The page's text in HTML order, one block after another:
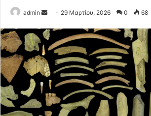
admin
Send
email
29 Μαρτίου, 2026 0 68